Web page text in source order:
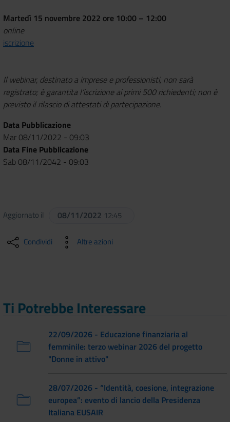
Martedì 15 novembre 2022 ore 10:00 – 12:00
online
iscrizione
Il webinar, destinato a imprese e professionisti, non sarà
registrato; è garantita l’iscrizione ai primi 500 richiedenti; non è
previsto il rilascio di attestati di partecipazione.
Data Pubblicazione
Mar 08/11/2022 - 09:03
Data Fine Pubblicazione
Sab 08/11/2042 - 09:03
Aggiornato il 08/11/2022 12:45
Condividi Altre azioni
Ti Potrebbe Interessare
22/09/2026 - Educazione finanziaria al
femminile: terzo webinar 2026 del progetto
"Donne in attivo"
28/07/2026 - “Identità, coesione, integrazione
europea”: evento di lancio della Presidenza
Italiana EUSAIR